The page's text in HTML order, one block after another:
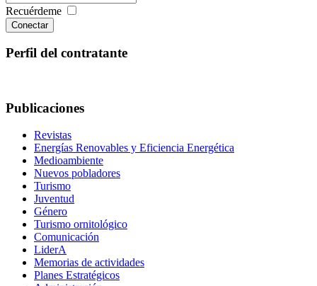
Recuérdeme
Conectar
Perfil del contratante
Publicaciones
Revistas
Energías Renovables y Eficiencia Energética
Medioambiente
Nuevos pobladores
Turismo
Juventud
Género
Turismo ornitológico
Comunicación
LiderA
Memorias de actividades
Planes Estratégicos